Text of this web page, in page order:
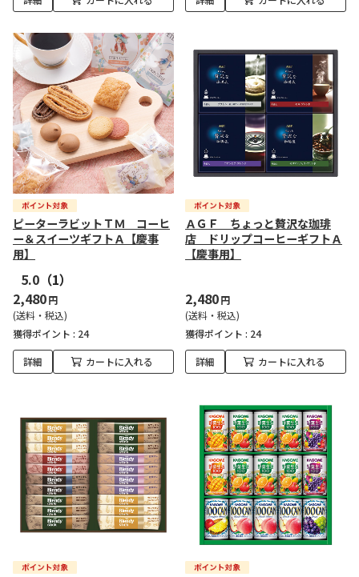
ピーターラビットＴＭ コーヒ
ー＆スイーツギフトＡ【慶事
用】
5.0 （1）
2,480円
(送料・税込)
獲得ポイント : 24
詳細 カートに入れる
ＡＧＦ ちょっと贅沢な珈琲
店 ドリップコーヒーギフトＡ
【慶事用】
2,480円
(送料・税込)
獲得ポイント : 24
詳細 カートに入れる